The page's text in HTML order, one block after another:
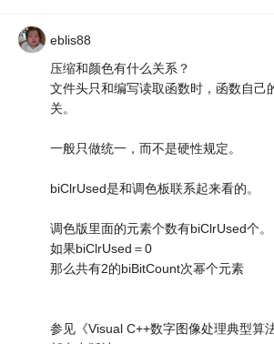
eblis88
压缩和颜色有什么关系？
文件头只和编写读取函数时，函数自己
关。
一般只做统一，而不是硬性规定。
biClrUsed是和调色板联系起来看的。
调色版里面的元素个数有biClrUsed个。
如果biClrUsed＝0
那么共有2的biBitCount次幂个元素
参见《Visual C++数字图像处理典型算